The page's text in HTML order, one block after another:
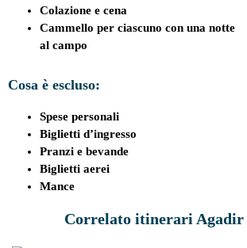
Colazione e cena
Cammello per ciascuno con una notte
al campo
Cosa è escluso:
Spese personali
Biglietti d’ingresso
Pranzi e bevande
Biglietti aerei
Mance
Correlato itinerari Agadir
TOUR DESERTO DA
AGADIR 5 GIORNI
TOUR DESERTO DI 7